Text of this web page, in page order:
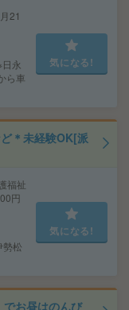
21
永
ら車
気になる!
＊未経験OK[派
福祉
円
勢松
気になる!
お昼はのんび